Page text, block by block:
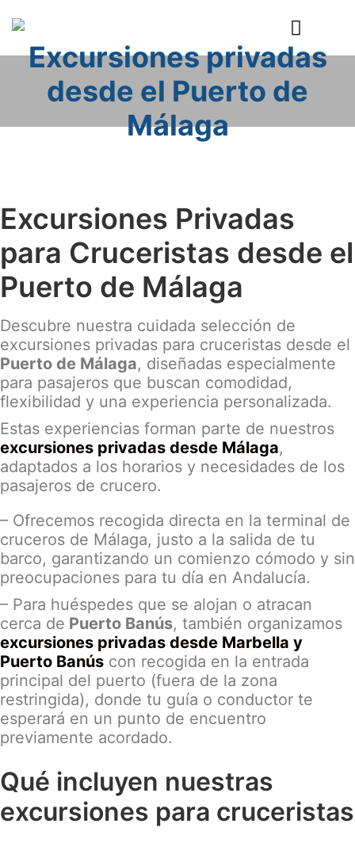
Primary
Menu
Excursiones privadas
desde el Puerto de
Málaga
Excursiones Privadas
para Cruceristas desde el
Puerto de Málaga
Descubre nuestra cuidada selección de
excursiones privadas para cruceristas desde el
Puerto de Málaga, diseñadas especialmente
para pasajeros que buscan comodidad,
flexibilidad y una experiencia personalizada.
Estas experiencias forman parte de nuestros
excursiones privadas desde Málaga,
adaptados a los horarios y necesidades de los
pasajeros de crucero.
– Ofrecemos recogida directa en la terminal de
cruceros de Málaga, justo a la salida de tu
barco, garantizando un comienzo cómodo y sin
preocupaciones para tu día en Andalucía.
– Para huéspedes que se alojan o atracan
cerca de Puerto Banús, también organizamos
excursiones privadas desde Marbella y
Puerto Banús con recogida en la entrada
principal del puerto (fuera de la zona
restringida), donde tu guía o conductor te
esperará en un punto de encuentro
previamente acordado.
Qué incluyen nuestras
excursiones para cruceristas